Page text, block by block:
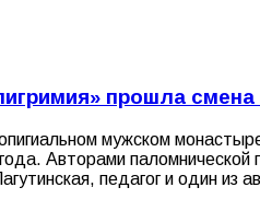
прошла
мужском
Авторами паломнической
педагог и один из